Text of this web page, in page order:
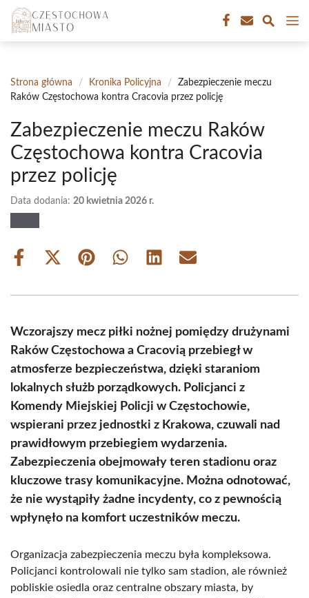
Przejdź
treści
Strona główna / Kronika Policyjna /
Zabezpieczenie meczu
Raków Częstochowa kontra Cracovia przez policję
Zabezpieczenie meczu Raków
Częstochowa kontra Cracovia
przez policję
Data dodania: 20 kwietnia 2026 r.
Share
Share
(Twitter)
Share Share Share Share
Wczorajszy mecz piłki nożnej pomiędzy drużynami
Raków Częstochowa a Cracovią przebiegł w
atmosferze bezpieczeństwa, dzięki staraniom
lokalnych służb porządkowych. Policjanci z
Komendy Miejskiej Policji w Częstochowie,
wspierani przez jednostki z Krakowa, czuwali nad
prawidłowym przebiegiem wydarzenia.
Zabezpieczenia obejmowały teren stadionu oraz
kluczowe trasy komunikacyjne. Można odnotować,
że nie wystąpiły żadne incydenty, co z pewnością
wpłynęło na komfort uczestników meczu.
Organizacja zabezpieczenia meczu była kompleksowa.
Policjanci kontrolowali nie tylko sam stadion, ale również
pobliskie osiedla oraz centralne obszary miasta, by